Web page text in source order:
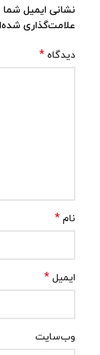
نشانی ایمیل
علامت‌گذاری
دیدگاه *
نام *
ایمیل *
وب‌سایت